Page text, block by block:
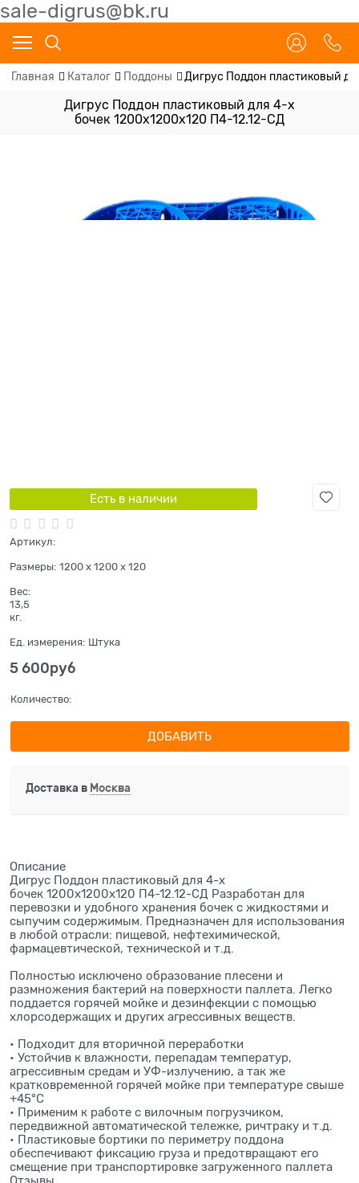
sale-digrus@bk.ru
Главная Каталог Поддоны Дигрус Поддон пластиковый
Дигрус Поддон пластиковый для 4-х
бочек 1200х1200х120 П4-12.12-СД
Есть в наличии
Артикул:
Размеры: 1200 x 1200 x 120
Вес:
13,5
кг.
Ед. измерения: Штука
5 600руб
Количество:
ДОБАВИТЬ
Доставка в Москва
Описание
Дигрус Поддон пластиковый для 4-х
бочек 1200х1200х120 П4-12.12-СД Разработан для
перевозки и удобного хранения бочек с жидкостями и
сыпучим содержимым. Предназначен для использования
в любой отрасли: пищевой, нефтехимической,
фармацевтической, технической и т.д.
Полностью исключено образование плесени и
размножения бактерий на поверхности паллета. Легко
поддается горячей мойке и дезинфекции с помощью
хлорсодержащих и других агрессивных веществ.
• Подходит для вторичной переработки
• Устойчив к влажности, перепадам температур,
агрессивным средам и УФ-излучению, а так же
кратковременной горячей мойке при температуре свыше
+45°C
• Применим к работе с вилочным погрузчиком,
передвижной автоматической тележке, ричтраку и т.д.
• Пластиковые бортики по периметру поддона
обеспечивают фиксацию груза и предотвращают его
смещение при транспортировке загруженного паллета
Отзывы